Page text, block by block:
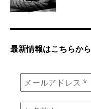
最新情報はこちらから